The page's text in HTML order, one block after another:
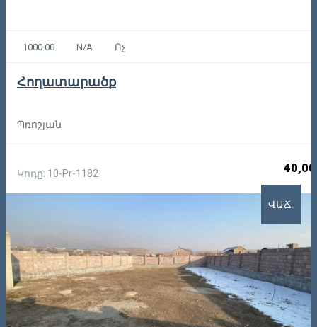
1000.00 N/A Ոչ
Հողատարածք
Պռոշյան
Կոդը: 10-Pr-1182
ՎԱՃ.